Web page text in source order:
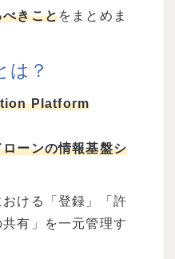
べきことをまとめま
は？
Platform
ーンの情報基盤シ
ける「登録」「許
有」を一元管理す